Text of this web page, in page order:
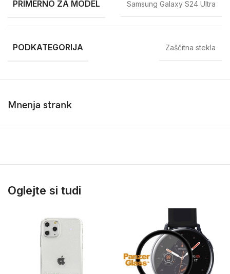
PRIMERNO ZA MODEL Samsung Galaxy S24 Ultra
PODKATEGORIJA Zaščitna stekla
Mnenja strank
Oglejte si tudi